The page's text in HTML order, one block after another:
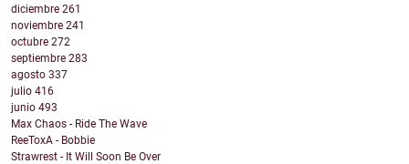
diciembre 261
noviembre 241
octubre 272
septiembre 283
agosto 337
julio 416
junio 493
Max Chaos - Ride The Wave
ReeToxA - Bobbie
Strawrest - It Will Soon Be Over